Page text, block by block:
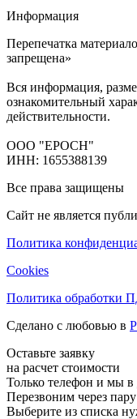
Информация
Перепечатка
запрещена»
Вся информация,
ознакомительный
действительности.
ООО "ЕРОСН"
ИНН: 1655388139
Все права защищены
Сайт не является
Политика
Cookies
Политика обработки
Сделано с любовью в
Оставьте заявку
на расчет стоимости
Только телефон и мы в
Перезвоним через
Выберите из списка